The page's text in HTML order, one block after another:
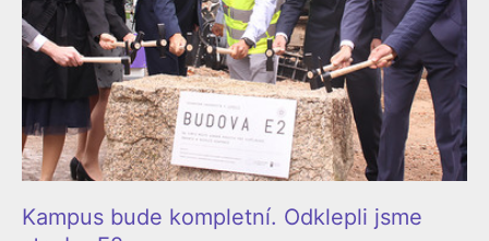
Kampus bude kompletní. Odklepli jsme